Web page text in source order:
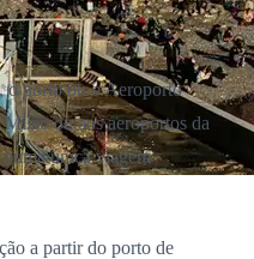
porto ou o Aeroporto
ou aos aeroportos da
única viagem
a partir do porto de